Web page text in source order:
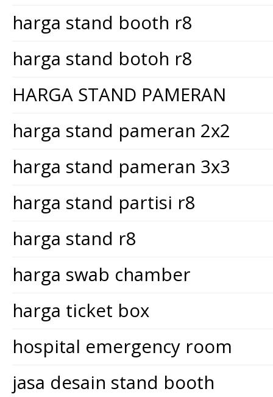
harga stand booth r8
harga stand botoh r8
HARGA STAND PAMERAN
harga stand pameran 2x2
harga stand pameran 3x3
harga stand partisi r8
harga stand r8
harga swab chamber
harga ticket box
hospital emergency room
jasa desain stand booth